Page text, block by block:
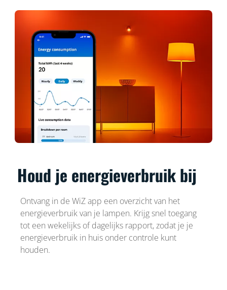
Houd je energieverbruik bij
Ontvang in de WiZ app een overzicht van het
energieverbruik van je lampen. Krijg snel toegang
tot een wekelijks of dagelijks rapport, zodat je je
energieverbruik in huis onder controle kunt
houden.